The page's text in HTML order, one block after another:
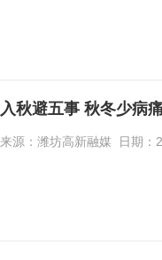
入秋避五事 秋冬少病
来源：潍坊高新融媒 日期：